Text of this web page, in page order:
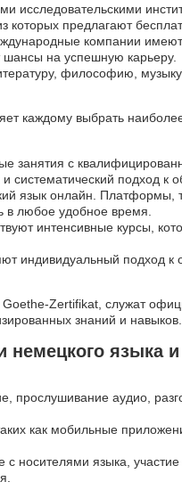
исследовательскими
которых предлагают
компании
шансы на успешную карьеру.
философию, музыку
каждому выбрать
занятия с
систематический подход к
язык онлайн. Платформы,
в любое удобное время.
интенсивные курсы,
индивидуальный подход к
Zertifikat, служат
знаний и навыков.
языка и
прослушивание аудио,
как мобильные
носителями языка, участие